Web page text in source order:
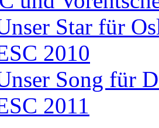
Star für
2010
Song für
2011